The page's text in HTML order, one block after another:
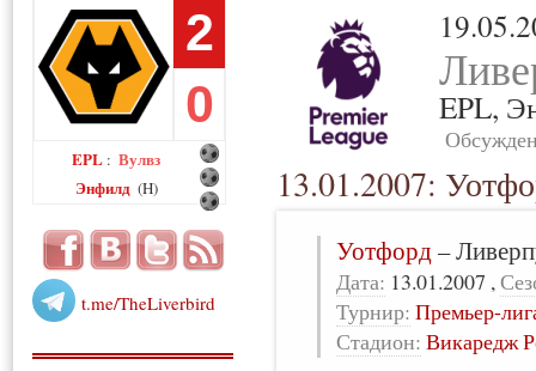
2
0
EPL : Вулвз
Энфилд (H)
t.me/TheLiverbird
EPL,
13.01.2007:
Уотфорд–
Дата: 13.01.2007 ,
Турнир: Премьер-
Стадион: Викаредж